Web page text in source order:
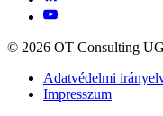
© 2026 OT Consulting
Adatvédelmi
Impresszum